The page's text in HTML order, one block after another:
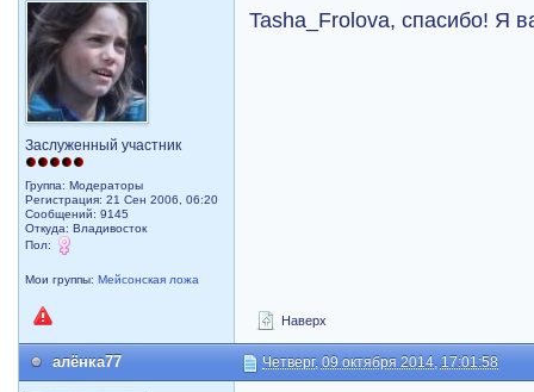
Заслуженный участник
Группа: Модераторы
Регистрация: 21 Сен 2006, 06:20
Сообщений: 9145
Откуда: Владивосток
Пол:
Мои группы:Мейсонская ложа
Tasha_Frolova, спасибо! Я
Наверх
алёнка77 Четверг, 09 октября 2014, 17:01:58